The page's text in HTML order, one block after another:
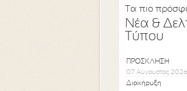
Τα πιο
Νέα &
Τύπου
ΠΡΟΣΚΛΗΣΗ
07 Αύγουστος 2026
Διακήρυξη